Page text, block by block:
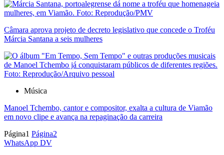
Câmara aprova projeto de decreto legislativo que concede o Troféu
Márcia Santana a seis mulheres
Música
Manoel Tchembo, cantor e compositor, exalta a cultura de Viamão
em novo clipe e avança na repaginação da carreira
Página1 Página2
WhatsApp DV